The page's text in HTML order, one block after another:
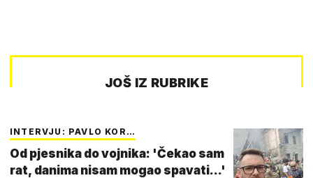
JOŠ IZ RUBRIKE
INTERVJU: PAVLO KOR…
Od pjesnika do vojnika: 'Čekao sam
rat, danima nisam mogao spavati...'